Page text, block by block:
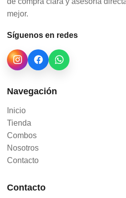
mejor.
Síguenos en redes
Navegación
Inicio
Tienda
Combos
Nosotros
Contacto
Contacto